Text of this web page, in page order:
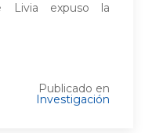
Livia expuso la
Publicado en
Investigación